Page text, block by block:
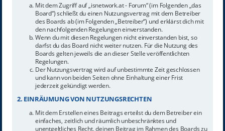
Mit dem Zugriff auf „isnetwork.at - Forum“ (im Folgenden „das
Board“) schließt du einen Nutzungsvertrag mit dem Betreiber
des Boards ab (im Folgenden „Betreiber“) und erklärst dich mit
den nachfolgenden Regelungen einverstanden.
Wenn du mit diesen Regelungen nicht einverstanden bist, so
darfst du das Board nicht weiter nutzen. Für die Nutzung des
Boards gelten jeweils die an dieser Stelle veröffentlichten
Regelungen.
Der Nutzungsvertrag wird auf unbestimmte Zeit geschlossen
und kann von beiden Seiten ohne Einhaltung einer Frist
jederzeit gekündigt werden.
2. EINRÄUMUNG VON NUTZUNGSRECHTEN
Mit dem Erstellen eines Beitrags erteilst du dem Betreiber ein
einfaches, zeitlich und räumlich unbeschränktes und
unentgeltliches Recht, deinen Beitrag im Rahmen des Boards zu